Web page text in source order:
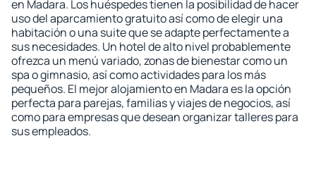
en Madara. Los huéspedes tienen la posibilidad de hacer
uso del aparcamiento gratuito así como de elegir una
habitación o una suite que se adapte perfectamente a
sus necesidades. Un hotel de alto nivel probablemente
ofrezca un menú variado, zonas de bienestar como un
spa o gimnasio, así como actividades para los más
pequeños. El mejor alojamiento en Madara es la opción
perfecta para parejas, familias y viajes de negocios, así
como para empresas que desean organizar talleres para
sus empleados.